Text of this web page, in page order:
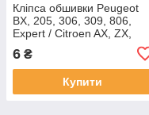
Кліпса обшивки Peugeot
BX, 205, 306, 309, 806,
Expert / Citroen AX, ZX,
XANTIA, EVASION, Jumpy
ОЕМ: 7903077112
6 ₴
Купити